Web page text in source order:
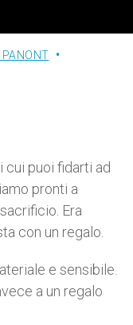
cui puoi fidarti ad
pronti a
Era
con un regalo.
e sensibile.
a un regalo